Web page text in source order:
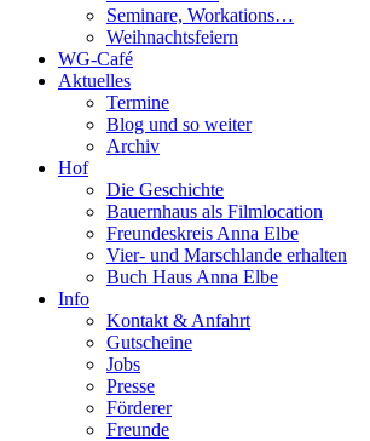
Seminare, Workations…
Weihnachtsfeiern
WG-Café
Aktuelles
Termine
Blog und so weiter
Archiv
Hof
Die Geschichte
Bauernhaus als Filmlocation
Freundeskreis Anna Elbe
Vier- und Marschlande erhalten
Buch Haus Anna Elbe
Info
Kontakt & Anfahrt
Gutscheine
Jobs
Presse
Förderer
Freunde